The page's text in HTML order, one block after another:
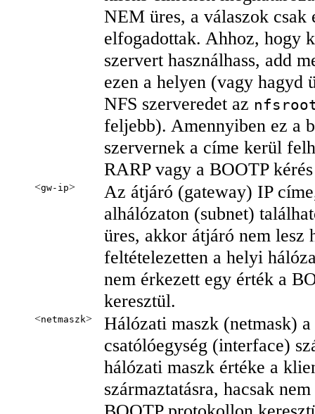
NEM üres, a válaszok
elfogadottak. Ahhoz, hogy
szervert használhass, add
ezen a helyen (vagy hagyd
NFS szerveredet az
feljebb). Amennyiben ez a
szervernek a címe kerül
RARP vagy a BOOTP
<gw-ip>
Az átjáró (gateway) IP
alhálózaton (subnet)
üres, akkor átjáró nem lesz
feltételezetten a helyi
nem érkezett egy érték a
keresztül.
<netmaszk>
Hálózati maszk (netmask)
csatólóegység (interface)
hálózati maszk értéke a
származtatásra, hacsak